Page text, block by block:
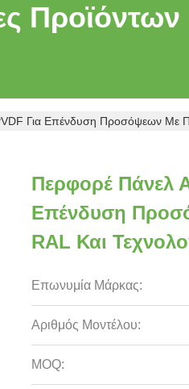
Προϊόντων
Για Επένδυση Προσόψεων Με
Περφορέ Πάνελ
Επένδυση
RAL Και
Επωνυμία Μάρκας:
Αριθμός Μοντέλου:
MOQ: